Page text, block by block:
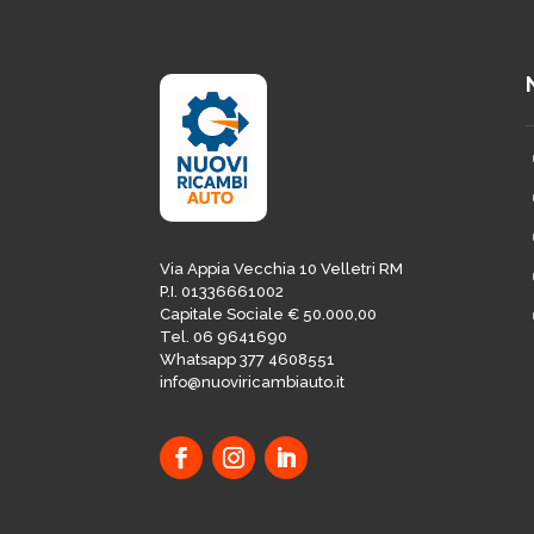
Via Appia Vecchia 10 Velletri RM
P.I. 01336661002
Capitale Sociale € 50.000,00
Tel. 06 9641690
Whatsapp 377 4608551
info@nuoviricambiauto.it